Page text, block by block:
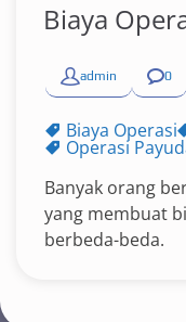
Biaya
admin 0
Biaya Operasi
Operasi
Banyak orang
yang membuat
berbeda-beda.